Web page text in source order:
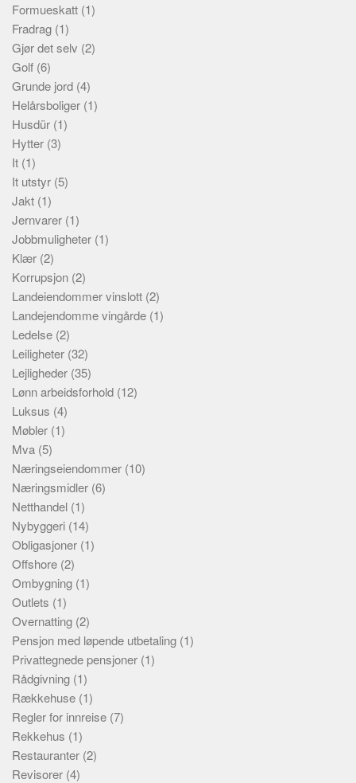
Formueskatt (1)
Fradrag (1)
Gjør det selv (2)
Golf (6)
Grunde jord (4)
Helårsboliger (1)
Husdür (1)
Hytter (3)
It (1)
It utstyr (5)
Jakt (1)
Jernvarer (1)
Jobbmuligheter (1)
Klær (2)
Korrupsjon (2)
Landeiendommer vinslott (2)
Landejendomme vingårde (1)
Ledelse (2)
Leiligheter (32)
Lejligheder (35)
Lønn arbeidsforhold (12)
Luksus (4)
Møbler (1)
Mva (5)
Næringseiendommer (10)
Næringsmidler (6)
Netthandel (1)
Nybyggeri (14)
Obligasjoner (1)
Offshore (2)
Ombygning (1)
Outlets (1)
Overnatting (2)
Pensjon med løpende utbetaling (1)
Privattegnede pensjoner (1)
Rådgivning (1)
Rækkehuse (1)
Regler for innreise (7)
Rekkehus (1)
Restauranter (2)
Revisorer (4)